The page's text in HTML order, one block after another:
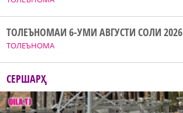
ТОЛЕЪНОМА
ТОЛЕЪНОМАИ 6-УМИ АВГУСТИ СОЛИ 2026
СЕРШАРҲ